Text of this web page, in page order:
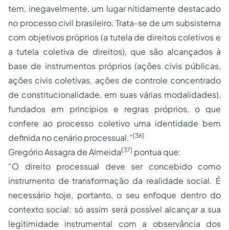
tem, inegavelmente, um lugar nitidamente destacado
no processo civil brasileiro. Trata-se de um subsistema
com objetivos próprios (a tutela de direitos coletivos e
a tutela coletiva de direitos), que são alcançados à
base de instrumentos próprios (ações civis públicas,
ações civis coletivas, ações de controle concentrado
de constitucionalidade, em suas várias modalidades),
fundados em princípios e regras próprios, o que
confere ao processo coletivo uma identidade bem
definida no cenário processual.”[36]
Gregório Assagra de Almeida[37] pontua que:
“O direito processual deve ser concebido como
instrumento de transformação da realidade social. É
necessário hoje, portanto, o seu enfoque dentro do
contexto social; só assim será possível alcançar a sua
legitimidade instrumental com a observância dos